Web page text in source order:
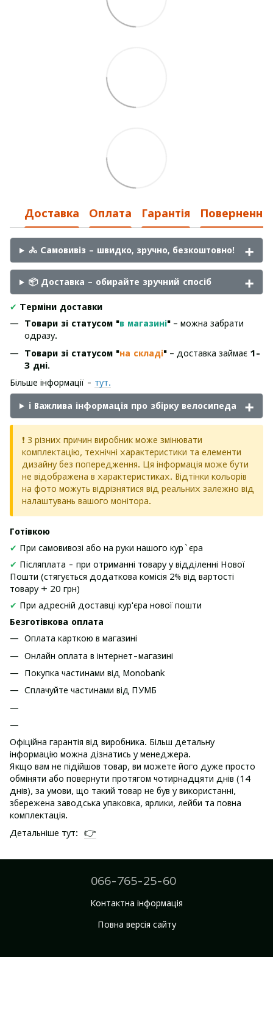
Доставка Оплата Гарантія Повернення
🚴 Самовивіз – швидко, зручно, безкоштовно!
📦 Доставка – обирайте зручний спосіб
✔ Терміни доставки
Товари зі статусом "в магазині" – можна забрати
одразу.
Товари зі статусом "на складі" – доставка займає 1-
3 дні.
Більше інформації - тут.
ℹ️ Важлива інформація про збірку велосипеда
❗ З різних причин виробник може змінювати
комплектацію, технічні характеристики та елементи
дизайну без попередження. Ця інформація може бути
не відображена в характеристиках. Відтінки кольорів
на фото можуть відрізнятися від реальних залежно від
налаштувань вашого монітора.
Готівкою
✔ При самовивозі або на руки нашого кур`єра
✔ Післяплата - при отриманні товару у відділенні Нової
Пошти (стягується додаткова комісія 2% від вартості
товару + 20 грн)
✔ При адресній доставці кур'єра нової пошти
Безготівкова оплата
Оплата карткою в магазині
Онлайн оплата в інтернет-магазині
Покупка частинами від Monobank
Сплачуйте частинами від ПУМБ
Офіційна гарантія від виробника. Більш детальну
інформацію можна дізнатись у менеджера.
Якщо вам не підійшов товар, ви можете його дуже просто
обміняти або повернути протягом чотирнадцяти днів (14
днів), за умови, що такий товар не був у використанні,
збережена заводська упаковка, ярлики, лейби та повна
комплектація.
Детальніше тут:
👉
066-765-25-60
Контактна інформація
Повна версія сайту